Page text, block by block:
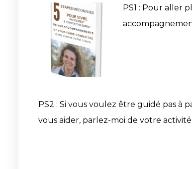
PS1 : Pour aller
PS2 : Si vous voulez être guidé pas à
vous aider, parlez-moi de votre activité